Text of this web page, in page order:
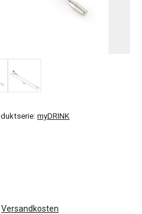
myDRINK
Versandkosten